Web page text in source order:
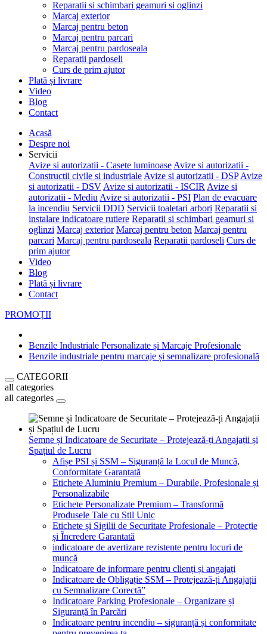
Reparatii si schimbari geamuri si oglinzi
Marcaj exterior
Marcaj pentru beton
Marcaj pentru parcari
Marcaj pentru pardoseala
Reparatii pardoseli
Curs de prim ajutor
Plată și livrare
Video
Blog
Contact
Acasă
Despre noi
Servicii
Avize si autorizatii - Casete luminoase Avize si autorizatii -
Constructii civile si industriale Avize si autorizatii - DSP Avize
si autorizatii - DSV Avize si autorizatii - ISCIR Avize si
autorizatii - Mediu Avize si autorizatii - PSI Plan de evacuare
la incendiu Servicii DDD Servicii toaletari arbori Reparatii si
instalare indicatoare rutiere Reparatii si schimbari geamuri si
oglinzi Marcaj exterior Marcaj pentru beton Marcaj pentru
parcari Marcaj pentru pardoseala Reparatii pardoseli Curs de
prim ajutor
Video
Blog
Plată și livrare
Contact
PROMOȚII
Benzile Industriale Personalizate și Marcaje Profesionale
Benzile industriale pentru marcaje și semnalizare profesională
CATEGORII
all categories
all categories
Semne și Indicatoare de Securitate – Protejează-ți Angajații și
Spațiul de Lucru
Afișe PSI și SSM – Siguranță la Locul de Muncă,
Conformitate Garantată
Etichete Aluminiu Premium – Durabile, Profesionale și
Personalizabile
Etichete Personalizate Premium – Transformă
Produsele Tale cu Stil Unic
Etichete și Sigilii de Securitate Profesionale – Protecție
și Încredere Garantată
indicatoare de avertizare rezistente pentru locuri de
muncă
Indicatoare de informare pentru clienți și angajați
Indicatoare de Obligație SSM – Protejează-ți Angajații
cu Semnalizare Corectă”
Indicatoare Parking Profesionale – Organizare și
Siguranță în Parcări
Indicatoare pentru incendiu – siguranță și conformitate